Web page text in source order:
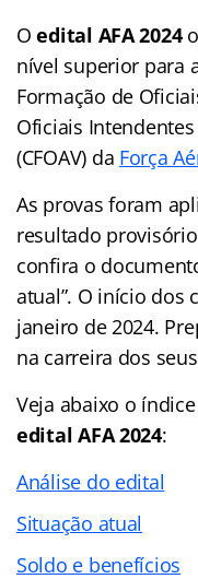
Oedital AFA 2024
nível superior para
Formação de
Oficiais Intendentes
(CFOAV) da Força
As provas foram
resultado
confira o
atual”. O início dos
janeiro de 2024.
na carreira dos
Veja abaixo o índice
edital AFA 2024:
Análise do edital
Situação atual
Soldo e benefícios